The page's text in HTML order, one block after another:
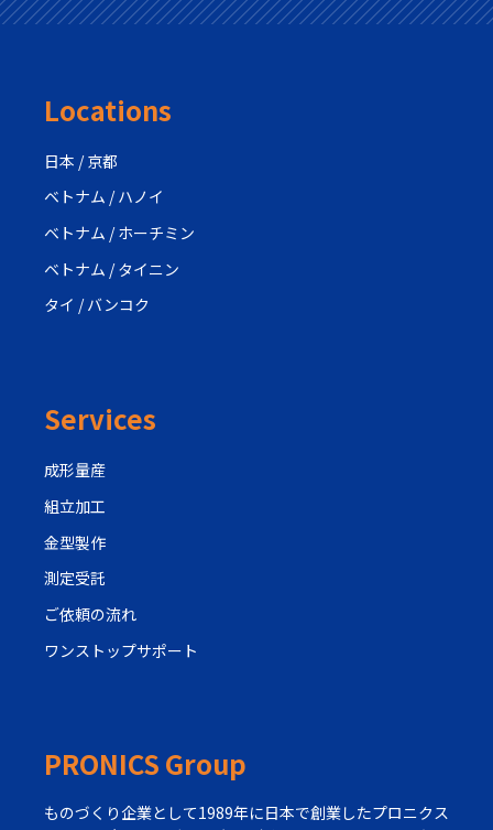
Locations
日本 / 京都
ベトナム / ハノイ
ベトナム / ホーチミン
ベトナム / タイニン
タイ / バンコク
Services
成形量産
組立加工
金型製作
測定受託
ご依頼の流れ
ワンストップサポート
PRONICS Group
ものづくり企業として1989年に日本で創業したプロニクス